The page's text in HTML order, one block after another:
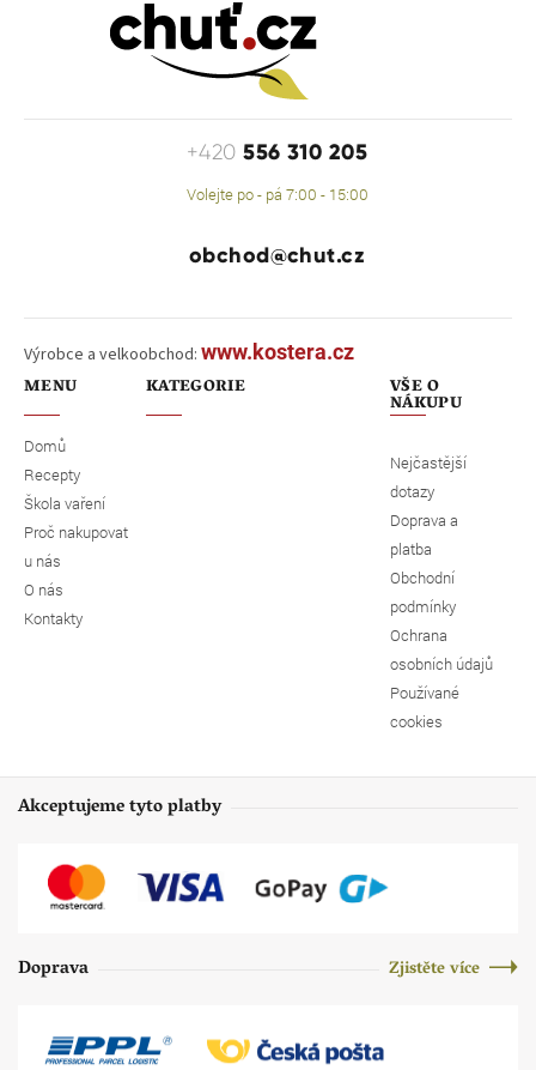
+420556 310 205
Volejte po - pá 7:00 - 15:00
obchod@chut.cz
Výrobce a velkoobchod: www.kostera.cz
MENU
Domů
Recepty
Škola vaření
Proč nakupovat
u nás
O nás
Kontakty
KATEGORIE VŠE O
NÁKUPU
Nejčastější
dotazy
Doprava a
platba
Obchodní
podmínky
Ochrana
osobních údajů
Používané
cookies
Akceptujeme tyto platby
Doprava Zjistěte více